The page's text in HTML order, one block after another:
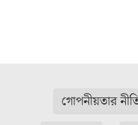
গোপনীয়তার